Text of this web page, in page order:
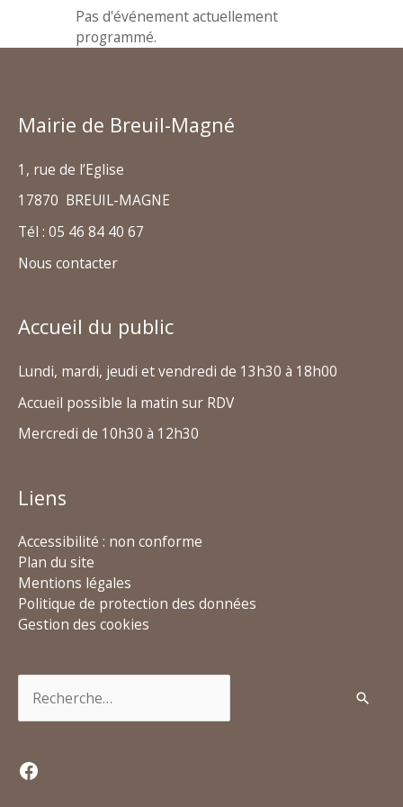
Pas d'événement actuellement
programmé.
Mairie de Breuil-Magné
1, rue de l’Eglise
17870 BREUIL-MAGNE
Tél : 05 46 84 40 67
Nous contacter
Accueil du public
Lundi, mardi, jeudi et vendredi de 13h30 à 18h00
Accueil possible la matin sur RDV
Mercredi de 10h30 à 12h30
Liens
Accessibilité : non conforme
Plan du site
Mentions légales
Politique de protection des données
Gestion des cookies
Facebook